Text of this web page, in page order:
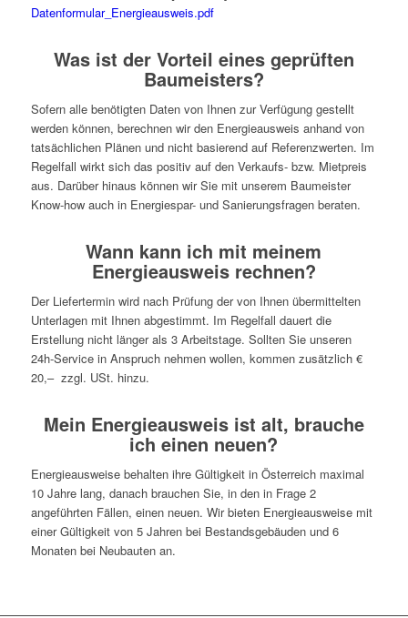
Datenformular_Energieausweis.pdf
Was ist der Vorteil eines geprüften
Baumeisters?
Sofern alle benötigten Daten von Ihnen zur Verfügung gestellt
werden können, berechnen wir den Energieausweis anhand von
tatsächlichen Plänen und nicht basierend auf Referenzwerten. Im
Regelfall wirkt sich das positiv auf den Verkaufs- bzw. Mietpreis
aus. Darüber hinaus können wir Sie mit unserem Baumeister
Know-how auch in Energiespar- und Sanierungsfragen beraten.
Wann kann ich mit meinem
Energieausweis rechnen?
Der Liefertermin wird nach Prüfung der von Ihnen übermittelten
Unterlagen mit Ihnen abgestimmt. Im Regelfall dauert die
Erstellung nicht länger als 3 Arbeitstage. Sollten Sie unseren
24h-Service in Anspruch nehmen wollen, kommen zusätzlich €
20,– zzgl. USt. hinzu.
Mein Energieausweis ist alt, brauche
ich einen neuen?
Energieausweise behalten ihre Gültigkeit in Österreich maximal
10 Jahre lang, danach brauchen Sie, in den in Frage 2
angeführten Fällen, einen neuen. Wir bieten Energieausweise mit
einer Gültigkeit von 5 Jahren bei Bestandsgebäuden und 6
Monaten bei Neubauten an.